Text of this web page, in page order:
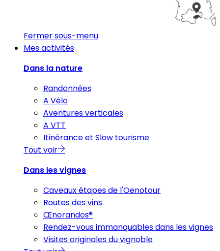
Fermer sous-menu
Mes activités
Dans la nature
Randonnées
A Vélo
Aventures verticales
A VTT
Itinérance et Slow tourisme
Tout voir
Dans les vignes
Caveaux étapes de l'Oenotour
Routes des vins
Œnorandos®
Rendez-vous immanquables dans les vignes
Visites originales du vignoble